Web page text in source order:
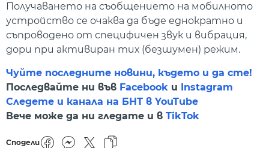
Получаването на съобщението на мобилното
устройство се очаква да бъде еднократно и
съпроводено от специфичен звук и вибрация,
дори при активиран тих (безшумен) режим.
Чуйте последните новини, където и да сте!
Последвайте ни във Facebook и Instagram
Следете и канала на БНТ в YouTube
Вече може да ни гледате и в TikTok
Сподели